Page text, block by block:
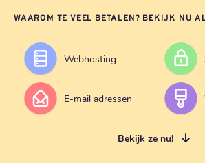
WAAROM TE VEEL BETALEN? BEKIJK NU
Webhosting
E-mail adressen
Bekijk ze nu!